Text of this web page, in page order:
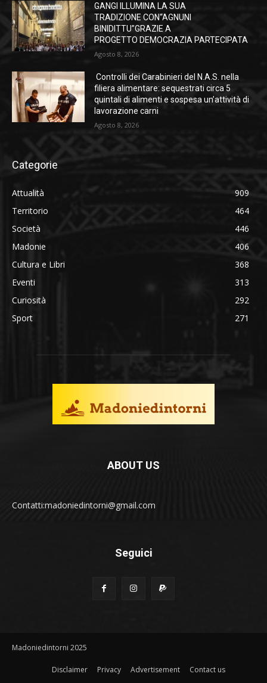
GANGI ILLUMINA LA SUA
TRADIZIONE CON“AGNUNI
BINIDITTU”GRAZIE A
PROGETTO DEMOCRAZIA PARTECIPATA
Agosto 8, 2026
Controlli dei Carabinieri del N.A.S. nella
filiera alimentare: sequestrati circa 5
quintali di alimenti e sospesa un’attività di
lavorazione carni
Agosto 8, 2026
Categorie
Attualità
909
Territorio
464
Società
446
Madonie
406
Cultura e Libri
368
Eventi
313
Curiosità
292
Sport
271
ABOUT US
Contatti:madoniedintorni@gmail.com
Seguici
Madoniedintorni 2025
Disclaimer Privacy Advertisement Contact us